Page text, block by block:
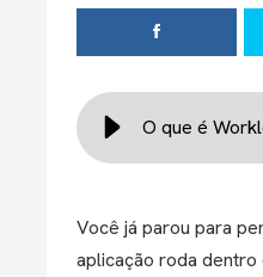
Você já parou para
aplicação roda dentro